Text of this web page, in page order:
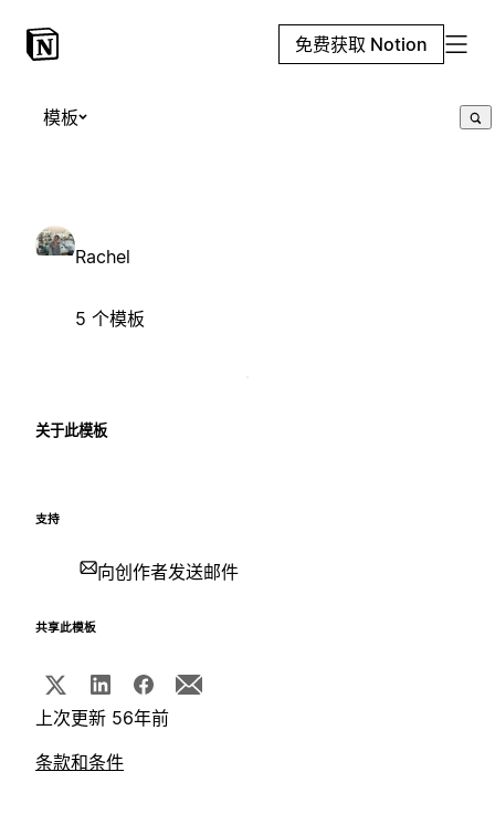
免费获取 Notion
模板
Rachel
5 个模板
关于此模板
支持
向创作者发送邮件
共享此模板
上次更新 56年前
条款和条件